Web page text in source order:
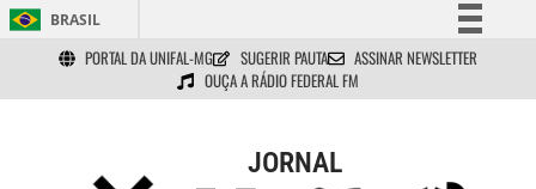
BRASIL
Simplifique!
Comunica BR
Acesso à informação
PORTAL DA UNIFAL-MG SUGERIR PAUTA
ASSINAR NEWSLETTER
OUÇA A RÁDIO FEDERAL FM
JORNAL